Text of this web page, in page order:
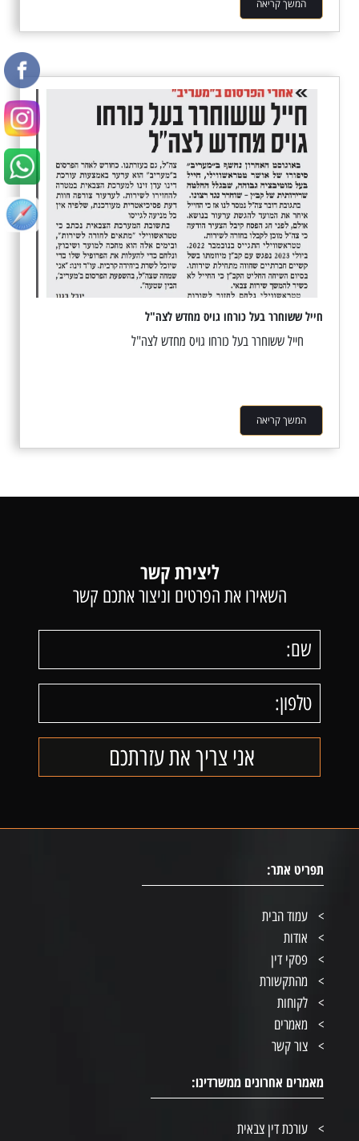
המשך קריאה
חייל ששוחרר בעל כורחו גויס מחדש לצה"ל
חייל ששוחרר בעל כורחו גויס מחדש לצה"ל
המשך קריאה
ליצירת קשר
השאירו את הפרטים וניצור אתכם קשר
תפריט אתר:
עמוד הבית
אודות
פסקי דין
מהתקשורת
לקוחות
מאמרים
צור קשר
מאמרים אחרונים ממשרדינו:
עורכת דין צבאית